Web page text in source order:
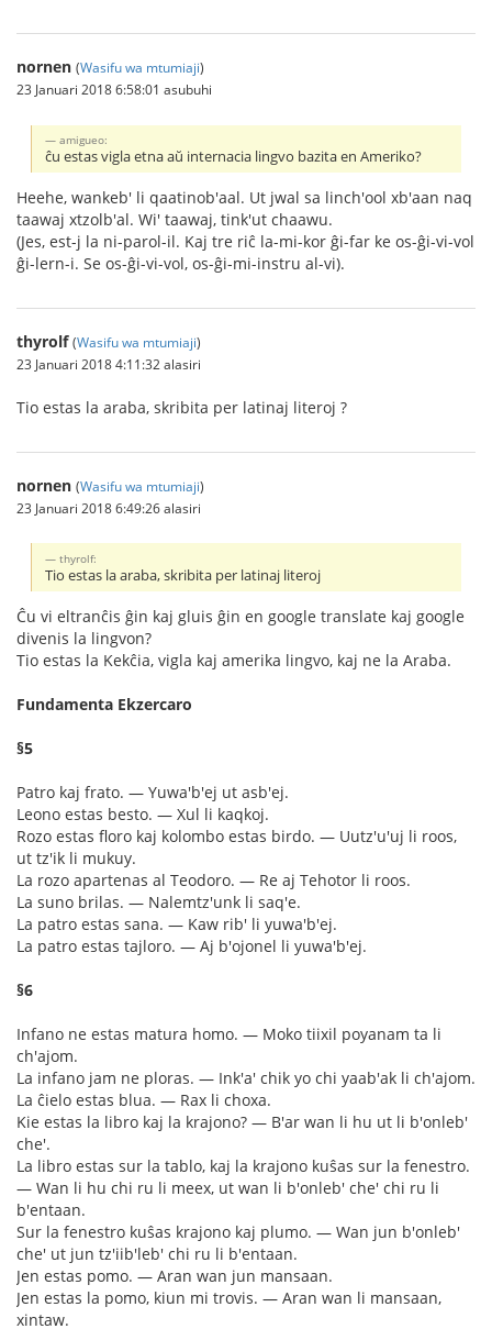
nornen (Wasifu wa mtumiaji)
23 Januari 2018 6:58:01 asubuhi
amigueo:
ĉu estas vigla etna aŭ internacia lingvo bazita en Ameriko?
Heehe, wankeb' li qaatinob'aal. Ut jwal sa linch'ool xb'aan naq
taawaj xtzolb'al. Wi' taawaj, tink'ut chaawu.
(Jes, est-j la ni-parol-il. Kaj tre riĉ la-mi-kor ĝi-far ke os-ĝi-vi-vol
ĝi-lern-i. Se os-ĝi-vi-vol, os-ĝi-mi-instru al-vi).
thyrolf (Wasifu wa mtumiaji)
23 Januari 2018 4:11:32 alasiri
Tio estas la araba, skribita per latinaj literoj ?
nornen (Wasifu wa mtumiaji)
23 Januari 2018 6:49:26 alasiri
thyrolf:
Tio estas la araba, skribita per latinaj literoj
Ĉu vi eltranĉis ĝin kaj gluis ĝin en google translate kaj google
divenis la lingvon?
Tio estas la Kekĉia, vigla kaj amerika lingvo, kaj ne la Araba.
Fundamenta Ekzercaro
§5
Patro kaj frato. ― Yuwa'b'ej ut asb'ej.
Leono estas besto. ― Xul li kaqkoj.
Rozo estas floro kaj kolombo estas birdo. ― Uutz'u'uj li roos,
ut tz'ik li mukuy.
La rozo apartenas al Teodoro. ― Re aj Tehotor li roos.
La suno brilas. ― Nalemtz'unk li saq'e.
La patro estas sana. ― Kaw rib' li yuwa'b'ej.
La patro estas tajloro. ― Aj b'ojonel li yuwa'b'ej.
§6
Infano ne estas matura homo. ― Moko tiixil poyanam ta li
ch'ajom.
La infano jam ne ploras. ― Ink'a' chik yo chi yaab'ak li ch'ajom.
La ĉielo estas blua. ― Rax li choxa.
Kie estas la libro kaj la krajono? ― B'ar wan li hu ut li b'onleb'
che'.
La libro estas sur la tablo, kaj la krajono kuŝas sur la fenestro.
― Wan li hu chi ru li meex, ut wan li b'onleb' che' chi ru li
b'entaan.
Sur la fenestro kuŝas krajono kaj plumo. ― Wan jun b'onleb'
che' ut jun tz'iib'leb' chi ru li b'entaan.
Jen estas pomo. ― Aran wan jun mansaan.
Jen estas la pomo, kiun mi trovis. ― Aran wan li mansaan,
xintaw.